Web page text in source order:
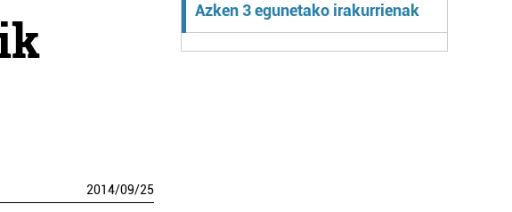
2014/09/25
Azken 3 egunetako irakurrienak